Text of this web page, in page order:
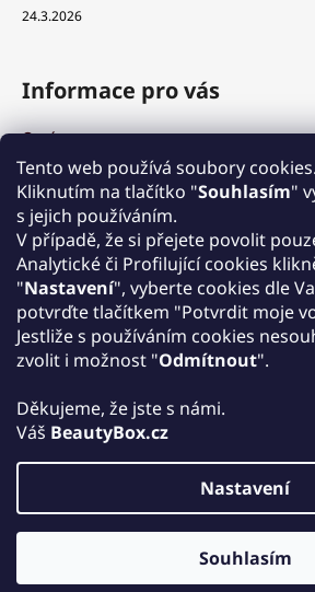
Tento web používá soubory cookies.
Kliknutím na tlačítko "Souhlasím"
s jejich používáním.
V případě, že si přejete povolit
Analytické či Profilující cookies
"Nastavení", vyberte cookies dle
potvrďte tlačítkem "Potvrdit moje
Jestliže s používáním cookies
zvolit i možnost "Odmítnout".
Děkujeme, že jste s námi.
Váš BeautyBox.cz
Nastavení
Souhlasím
24.3.2026
Informace pro vás
O nás
Výhody a garance
Množstevní slevy
Způsob nákupu a dopravy
Reklamace
Obchodní podmínky
Podmínky ochrany osobních údajů
Kontakt
Zpětný odběr elektrozařízení
Copyright 2026Beautybox.cz.
Upravit nastavení